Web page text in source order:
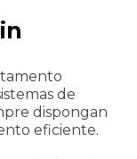
de
dispongan
eficiente.